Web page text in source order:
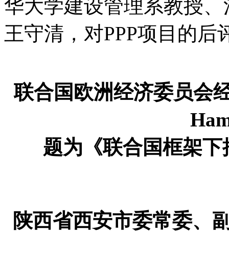
华大学建设管理系教授
王守清，对PPP项目的
联合国欧洲经济委员会
题为《联合国框架
陕西省西安市委常委、